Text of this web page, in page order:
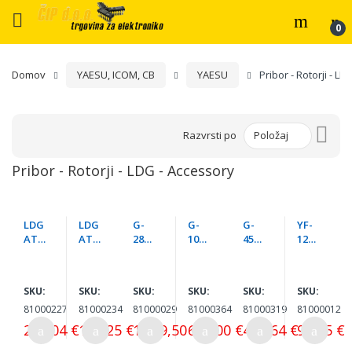
Domov YAESU, ICOM, CB YAESU Pribor - Rotorji -
Pribor - Rotorji - LDG - Accessory
Razvrsti po
LDG
AT1
TO
125
W
SKU:
81000227
246,04 €
LDG
AT8
ME
MO
RY
AUT
SKU:
81000234
198,25 €
G-
2800
A
ROT
ATO
R
SKU:
81000029
1.189,50 €
G-
1000
R
W/O
CON
NEC
SKU:
81000364
695,00 €
G-
450C
ROT
ATO
R
W/O
SKU:
81000319
404,64 €
YF-
122C
FILT
ER/F
T81
7
SKU:
81000012
94,55 €